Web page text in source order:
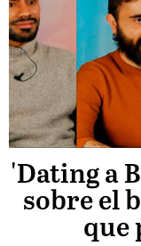
'Dating a
sobre el
que